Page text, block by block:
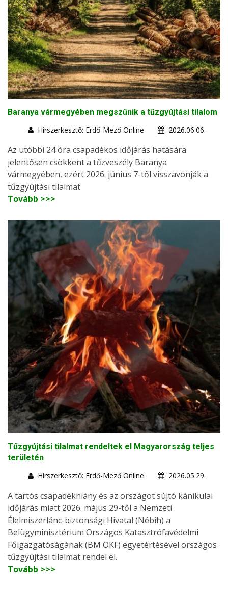
Baranya vármegyében megszűnik a tűzgyújtási tilalom
Hírszerkesztő: Erdő-Mező Online
2026.06.06.
Az utóbbi 24 óra csapadékos időjárás hatására
jelentősen csökkent a tűzveszély Baranya
vármegyében, ezért 2026. június 7-től visszavonják a
tűzgyújtási tilalmat
Tovább >>>
Tűzgyújtási tilalmat rendeltek el Magyarország teljes
területén
Hírszerkesztő: Erdő-Mező Online
2026.05.29.
A tartós csapadékhiány és az országot sújtó kánikulai
időjárás miatt 2026. május 29-től a Nemzeti
Élelmiszerlánc-biztonsági Hivatal (Nébih) a
Belügyminisztérium Országos Katasztrófavédelmi
Főigazgatóságának (BM OKF) egyetértésével országos
tűzgyújtási tilalmat rendel el.
Tovább >>>